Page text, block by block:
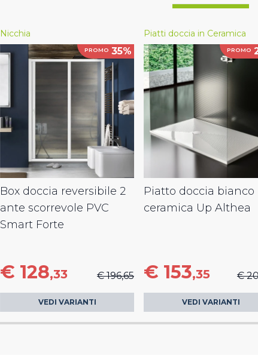
Nicchia
PROMO 35%
Box doccia reversibile 2
ante scorrevole PVC
Smart Forte
€ 128,33 € 196,65
VEDI VARIANTI
Piatti doccia in Ceramica
PROMO
Piatto doccia bianco
ceramica Up Althea
€ 153,35 €
VEDI VARIANTI